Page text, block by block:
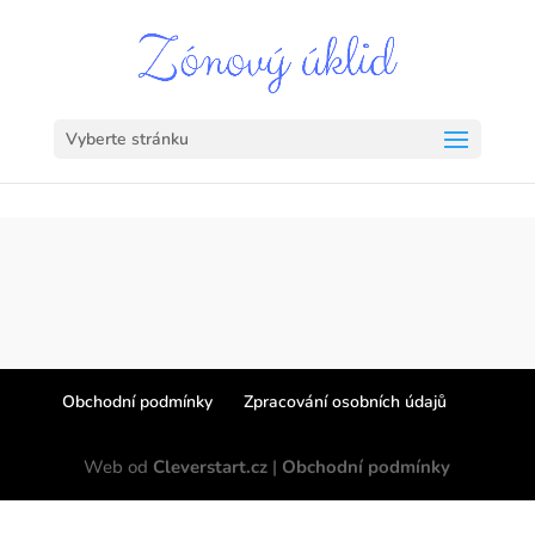
Vyberte stránku
Obchodní podmínky Zpracování osobních údajů
Web od Cleverstart.cz | Obchodní podmínky